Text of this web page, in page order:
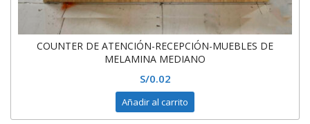
COUNTER DE ATENCIÓN-RECEPCIÓN-MUEBLES DE
MELAMINA MEDIANO
S/0.02
Añadir al carrito